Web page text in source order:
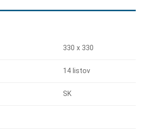
330 x 330
14 listov
SK